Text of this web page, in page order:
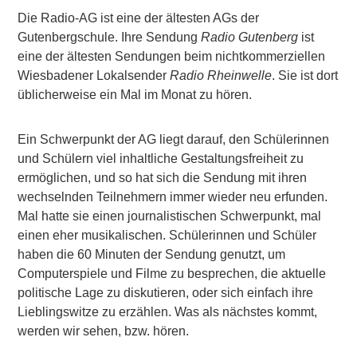
Die Radio-AG ist eine der ältesten AGs der
Gutenbergschule. Ihre SendungRadio Gutenberg ist
eine der ältesten Sendungen beim nichtkommerziellen
Wiesbadener LokalsenderRadio Rheinwelle. Sie ist dort
üblicherweise ein Mal im Monat zu hören.
Ein Schwerpunkt der AG liegt darauf, den Schülerinnen
und Schülern viel inhaltliche Gestaltungsfreiheit zu
ermöglichen, und so hat sich die Sendung mit ihren
wechselnden Teilnehmern immer wieder neu erfunden.
Mal hatte sie einen journalistischen Schwerpunkt, mal
einen eher musikalischen. Schülerinnen und Schüler
haben die 60 Minuten der Sendung genutzt, um
Computerspiele und Filme zu besprechen, die aktuelle
politische Lage zu diskutieren, oder sich einfach ihre
Lieblingswitze zu erzählen. Was als nächstes kommt,
werden wir sehen, bzw. hören.